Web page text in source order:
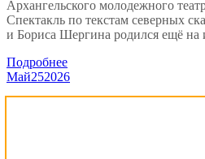
Архангельского молодежного
Спектакль по текстам северных
и Бориса Шергина родился ещё на
Подробнее
Май252026